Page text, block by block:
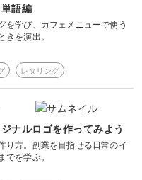
語編
を学び、カフェメニューで使う
を演出。
レタリング
ナルロゴを作ってみよう
り方。副業を目指せる日常のイ
を学ぶ。